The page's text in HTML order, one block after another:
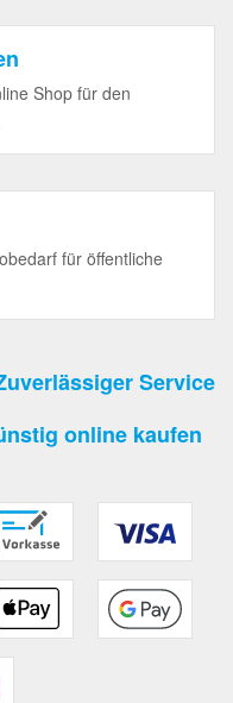
Shop für den
für öffentliche
Service
online kaufen